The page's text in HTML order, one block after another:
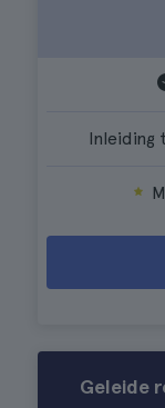
Inleiding
Geleide